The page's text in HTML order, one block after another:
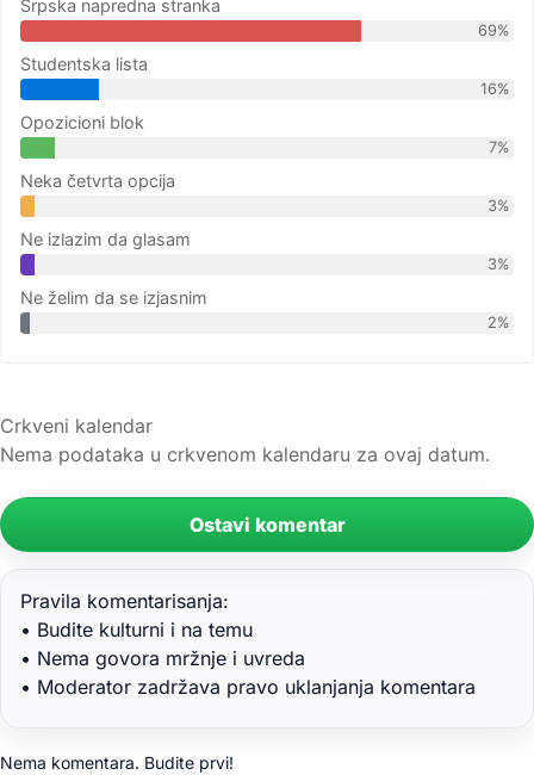
Srpska napredna stranka
69%
Studentska lista
16%
Opozicioni blok
7%
Neka četvrta opcija
3%
Ne izlazim da glasam
3%
Ne želim da se izjasnim
2%
Crkveni kalendar
Nema podataka u crkvenom kalendaru za ovaj datum.
Ostavi komentar
Pravila komentarisanja:
• Budite kulturni i na temu
• Nema govora mržnje i uvreda
• Moderator zadržava pravo uklanjanja komentara
Nema komentara. Budite prvi!